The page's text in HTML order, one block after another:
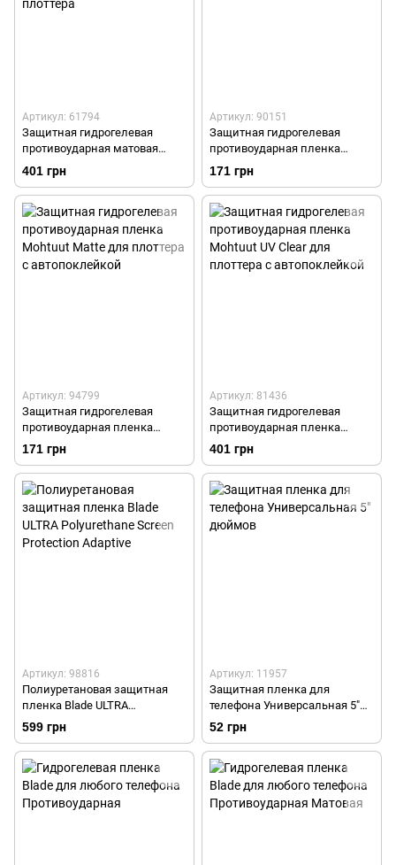
Артикул: 61794
Защитная гидрогелевая
противоударная матовая
пленка антишпион Mohtuut
TPU Matte Privacy HD для
плоттера
401 грн
Артикул: 90151
Защитная гидрогелевая
противоударная пленка
Mohtuut Clear для плоттера с
автопоклейкой
171 грн
Артикул: 94799
Защитная гидрогелевая
противоударная пленка
Mohtuut Matte для плоттера с
автопоклейкой
171 грн
Артикул: 81436
Защитная гидрогелевая
противоударная пленка
Mohtuut UV Clear для плоттера
с автопоклейкой
401 грн
Артикул: 98816
Полиуретановая защитная
пленка Blade ULTRA
Polyurethane Screen Protection
Adaptive
599 грн
Артикул: 11957
Защитная пленка для
телефона Универсальная 5"
дюймов
52 грн